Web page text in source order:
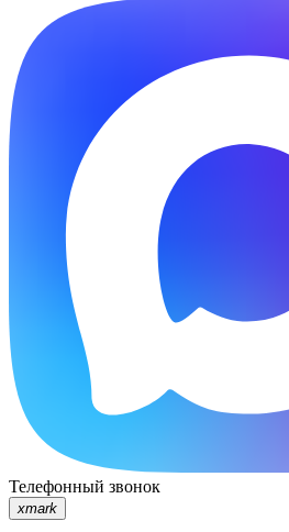
Телефонный звонок
xmark